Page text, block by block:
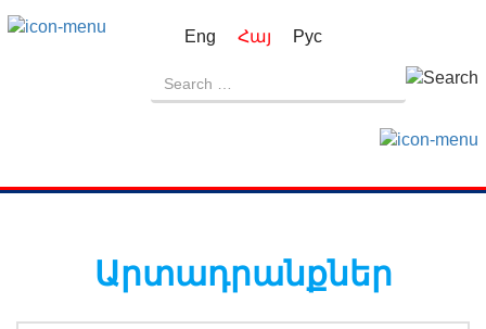
Eng Հայ Рус
Արտադրանքներ